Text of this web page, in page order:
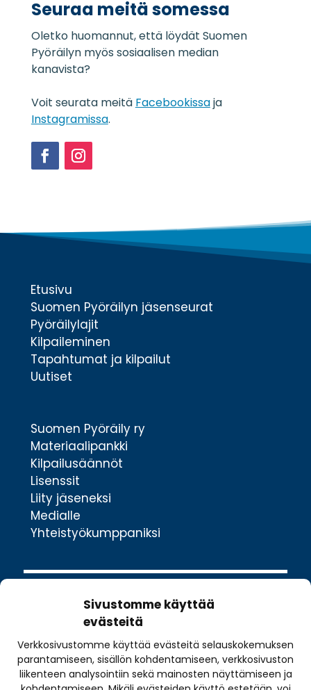
Sivustomme käyttää
evästeitä
Verkkosivustomme käyttää evästeitä selauskokemuksen
parantamiseen, sisällön kohdentamiseen, verkkosivuston
liikenteen analysointiin sekä mainosten näyttämiseen ja
s
l
o
s
*
Seuraa meitä somessa
Oletko huomannut, että löydät Suomen
Pyöräilyn myös sosiaalisen median
kanavista?
Voit seurata meitä Facebookissaja
Instagramissa.
Etusivu
Suomen Pyöräilyn jäsenseurat
Pyöräilylajit
Kilpaileminen
Tapahtumat ja kilpailut
Uutiset
Suomen Pyöräily ry
Materiaalipankki
Kilpailusäännöt
Lisenssit
Liity jäseneksi
Medialle
Yhteistyökumppaniksi
Valimotie 10
00380 Helsinki